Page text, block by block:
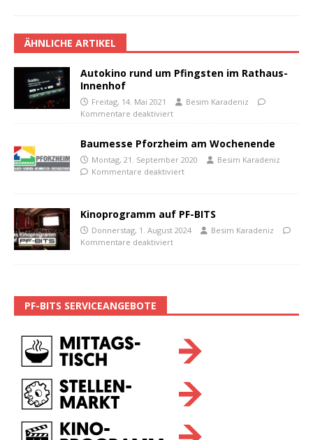
ÄHNLICHE ARTIKEL
Autokino rund um Pfingsten im Rathaus-
Innenhof
Freitag, 14. Mai 2021
Besim Karadeniz
Kommentare deaktiviert
Baumesse Pforzheim am Wochenende
Montag, 21. September 2020
Besim Karadeniz
Kommentare deaktiviert
Kinoprogramm auf PF-BITS
Donnerstag, 1. August 2024
Besim Karadeniz
Kommentare deaktiviert
PF-BITS SERVICEANGEBOTE